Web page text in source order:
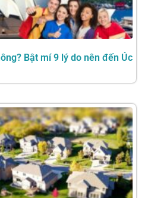
Bật mí 9 lý do nên đến Úc